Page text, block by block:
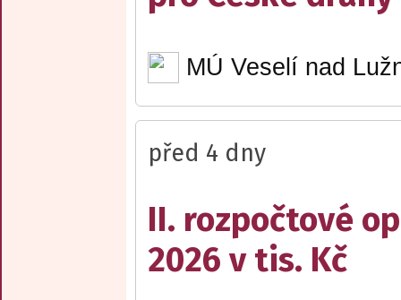
MÚ Veselí nad
před 4 dny
II. rozpočtové
2026 v tis. Kč